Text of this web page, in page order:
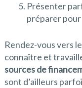
Présenter
préparer
Rendez-vous vers
connaître et
sources de
sont d’ailleurs